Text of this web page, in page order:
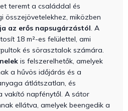
teremt a családdal és
miközben
az erős napsugárzástól. A
18 m²-es felülettel, ami
és sörasztalok számára.
is felszerelhetők, amelyek
a hűvös időjárás és a
átlátszatlan, és
vakító napfénytől. A sátor
ellátva, amelyek beengedik a